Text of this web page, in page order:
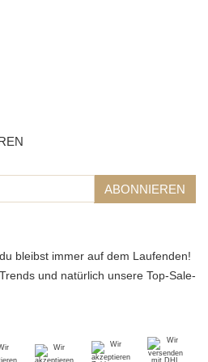
ABONNIEREN
bleibst immer auf dem Laufenden!
und natürlich unsere Top-Sale-